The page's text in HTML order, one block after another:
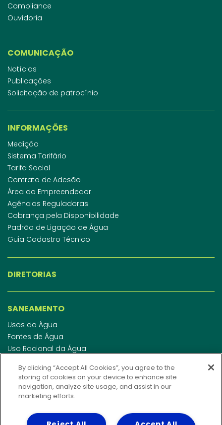
Compliance
Ouvidoria
COMUNICAÇÃO
Notícias
Publicações
Solicitação de patrocínio
INFORMAÇÕES
Medição
Sistema Tarifário
Tarifa Social
Contrato de Adesão
Área do Empreendedor
Agências Reguladoras
Cobrança pela Disponibilidade
Padrão de Ligação de Água
Guia Cadastro Técnico
DIRETORIAS
SANEAMENTO
Usos da Água
Fontes de Água
Uso Racional da Água
Esgotamento Sanitário
Regulamento de Água e Esgoto
Indicadores de qualidade da água
By clicking “Accept All Cookies”, you agree to the
storing of cookies on your device to enhance site
navigation, analyze site usage, and assist in our
marketing efforts.